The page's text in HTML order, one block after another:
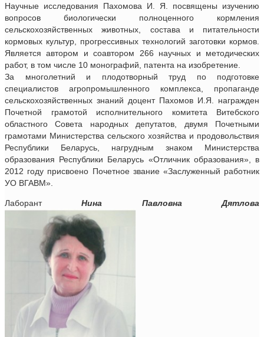
Научные исследования Пахомова И. Я. посвящены изучению
вопросов биологически полноценного кормления
сельскохозяйственных животных, состава и питательности
кормовых культур, прогрессивных технологий заготовки кормов.
Является автором и соавтором 266 научных и методических
работ, в том числе 10 монографий, патента на изобретение.
За многолетний и плодотворный труд по подготовке
специалистов агропромышленного комплекса, пропаганде
сельскохозяйственных знаний доцент Пахомов И.Я. награжден
Почетной грамотой исполнительного комитета Витебского
областного Совета народных депутатов, двумя Почетными
грамотами Министерства сельского хозяйства и продовольствия
Республики Беларусь, нагрудным знаком Министерства
образования Республики Беларусь «Отличник образования», в
2012 году присвоено Почетное звание «Заслуженный работник
УО ВГАВМ».
ЛаборантНина Павловна Дятлова